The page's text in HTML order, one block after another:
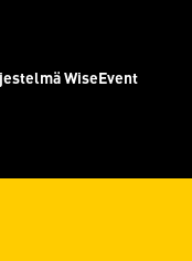
WiseEvent